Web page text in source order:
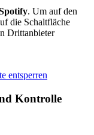
. Um auf den
die Schaltfläche
Drittanbieter
entsperren
Kontrolle